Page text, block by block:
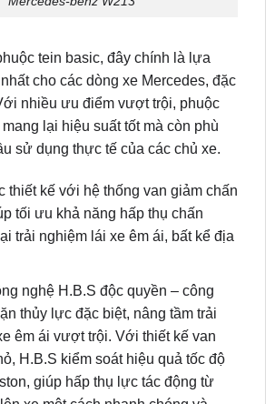
tein basic, đây chính là lựa
nhiều ưu điểm vượt trội, phuộc
lại hiệu suất tốt mà còn phù
sử dụng thực tế của các chủ xe.
thiết kế với hệ thống van giảm chấn
trải nghiệm lái xe êm ái, bất kể địa
nghệ H.B.S độc quyền – công
thủy lực đặc biệt, nâng tầm trải
êm ái vượt trội. Với thiết kế van
H.B.S kiểm soát hiệu quả tốc độ
giúp hấp thụ lực tác động từ
xe một cách nhanh chóng và
thời, công nghệ này chuyển hóa